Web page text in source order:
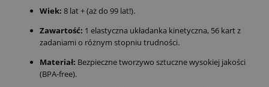
Wiek: 8 lat + (aż do 99 lat!).
Zawartość: 1 elastyczna układanka kinetyczna, 56 kart z
zadaniami o różnym stopniu trudności.
Materiał: Bezpieczne tworzywo sztuczne wysokiej jakości
(BPA-free).